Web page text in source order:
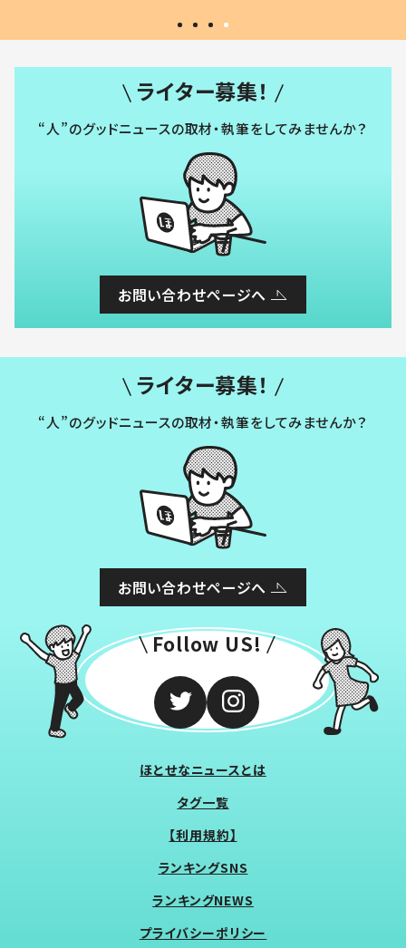
ライター募集！
“人”のグッドニュースの取材・執筆をしてみませんか？
お問い合わせページへ
ライター募集！
“人”のグッドニュースの取材・執筆をしてみませんか？
お問い合わせページへ
Follow US!
ほとせなニュースとは
タグ一覧
【利用規約】
ランキングSNS
ランキングNEWS
プライバシーポリシー